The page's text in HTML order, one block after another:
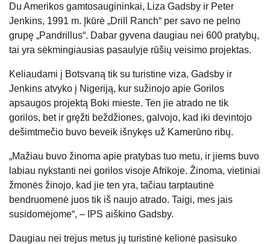
Du Amerikos gamtosaugininkai, Liza Gadsby ir Peter
Jenkins, 1991 m. Įkūrė „Drill Ranch“ per savo ne pelno
grupę „Pandrillus“. Dabar gyvena daugiau nei 600 pratybų,
tai yra sėkmingiausias pasaulyje rūšių veisimo projektas.
Keliaudami į Botsvaną tik su turistine viza, Gadsby ir
Jenkins atvyko į Nigeriją, kur sužinojo apie Gorilos
apsaugos projektą Boki mieste. Ten jie atrado ne tik
gorilos, bet ir gręžti beždžiones, galvojo, kad iki devintojo
dešimtmečio buvo beveik išnykęs už Kamerūno ribų.
„Mažiau buvo žinoma apie pratybas tuo metu, ir jiems buvo
labiau nykstanti nei gorilos visoje Afrikoje. Žinoma, vietiniai
žmonės žinojo, kad jie ten yra, tačiau tarptautinė
bendruomenė juos tik iš naujo atrado. Taigi, mes jais
susidomėjome“, – IPS aiškino Gadsby.
Daugiau nei trejus metus jų turistinė kelionė pasisuko